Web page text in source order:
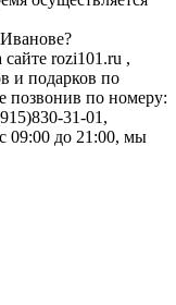
rozi101.ru ,
и подарков по
позвонив по номеру:
31-01,
09:00 до 21:00, мы